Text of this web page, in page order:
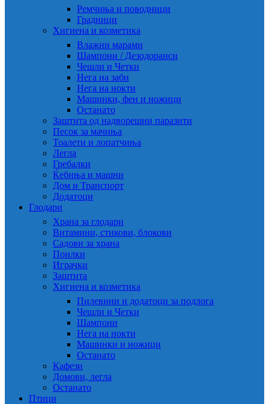
Ремчиња и поводници
Градници
Хигиена и козметика
Влажни марами
Шампони / Дезодоранси
Чешли и Четки
Нега на заби
Нега на нокти
Машинки, фен и ножици
Останато
Заштита од надворешни паразити
Песок за мачиња
Тоалети и лопатчиња
Легла
Гребалки
Ќебиња и машни
Дом и Транспорт
Додатоци
Глодари
Храна за глодари
Витамини, стикови, блокови
Садови за храна
Поилки
Играчки
Заштита
Хигиена и козметика
Пилевини и додатоци за подлога
Чешли и Четки
Шампони
Нега на нокти
Машинки и ножици
Останато
Кафези
Домови, легла
Останато
Птици